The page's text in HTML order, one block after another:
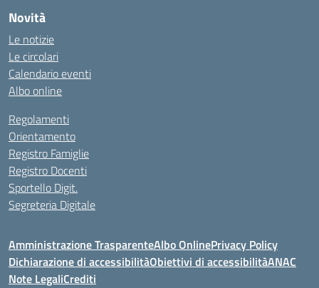
Novità
Le notizie
Le circolari
Calendario eventi
Albo online
Regolamenti
Orientamento
Registro Famiglie
Registro Docenti
Sportello Digit.
Segreteria Digitale
Amministrazione TrasparenteAlbo OnlinePrivacy Policy
Dichiarazione di accessibilitàObiettivi di accessibilitàANAC
Note LegaliCrediti